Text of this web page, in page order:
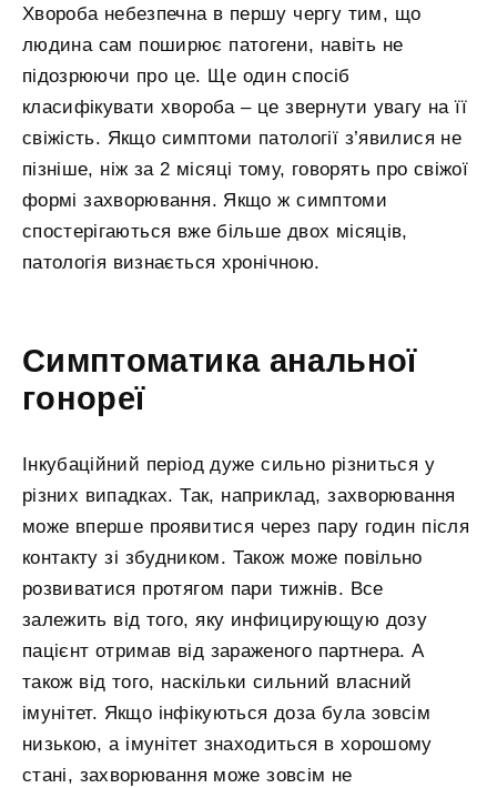
Хвороба небезпечна в першу чергу тим, що
людина сам поширює патогени, навіть не
підозрюючи про це. Ще один спосіб
класифікувати хвороба – це звернути увагу на її
свіжість. Якщо симптоми патології з’явилися не
пізніше, ніж за 2 місяці тому, говорять про свіжої
формі захворювання. Якщо ж симптоми
спостерігаються вже більше двох місяців,
патологія визнається хронічною.
Симптоматика анальної
гонореї
Інкубаційний період дуже сильно різниться у
різних випадках. Так, наприклад, захворювання
може вперше проявитися через пару годин після
контакту зі збудником. Також може повільно
розвиватися протягом пари тижнів. Все
залежить від того, яку инфицирующую дозу
пацієнт отримав від зараженого партнера. А
також від того, наскільки сильний власний
імунітет. Якщо інфікуються доза була зовсім
низькою, а імунітет знаходиться в хорошому
стані, захворювання може зовсім не